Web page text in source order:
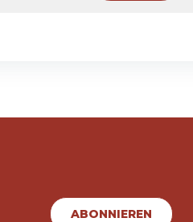
ABONNIEREN